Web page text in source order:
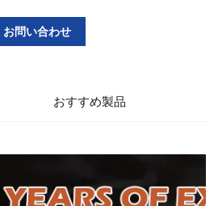
お問い合わせ
おすすめ製品